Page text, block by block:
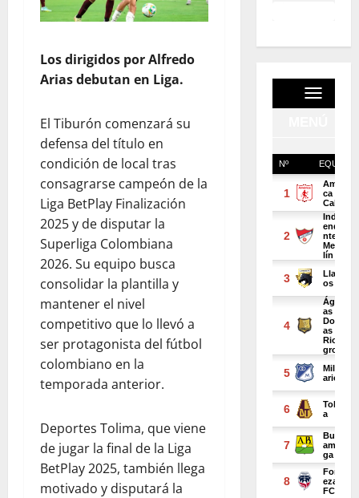
Los dirigidos por Alfredo
Arias debutan en Liga.
El Tiburón comenzará su
defensa del título en
condición de local tras
consagrarse campeón de la
Liga BetPlay Finalización
2025 y de disputar la
Superliga Colombiana
2026. Su equipo busca
consolidar la plantilla y
mantener el nivel
competitivo que lo llevó a
ser protagonista del fútbol
colombiano en la
temporada anterior.
Deportes Tolima, que viene
de jugar la final de la Liga
BetPlay 2025, también llega
motivado y disputará la